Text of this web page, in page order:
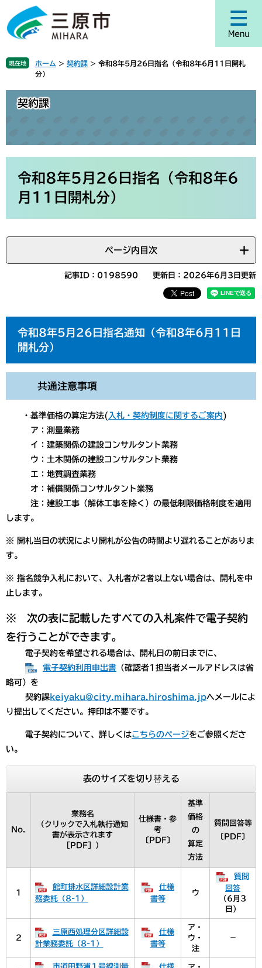
ジ
頭
す
ュ
飛
し
現在地 ホーム > 契約課 > 令和8年5月26日指名（令和8年6月11日開札
分）
契約課
令和8年5月26日指名（令和8年6
月11日開札分）
ページ内目次
記事ID：0198590 更新日：2026年6月3日更新
令和8年5月26日指名通知（令和8年6月11日
開札分）
共通注意事項
・基準価格の算定方法( 入札・契約制度に関するご案内)
ア：測量業務
イ：建築関係の建設コンサルタント業務
ウ：土木関係の建設コンサルタント業務
エ：地質調査業務
オ：補償関係コンサルタント業務
注：建設工事（解体工事を除く）の最低制限価格制度を適用
します。
※ 開札当日の状況により開札が公告の時間より遅れることがありま
す。
※ 指名競争入札において、入札者が2者以上ない場合は、開札を中
止します。
※ 次の表に記載したすべての入札案件で電子契約
を行うことができます。
電子契約を希望される場合は、開札日の前日までに、
電子契約利用申出書 （確認者1担当者メールアドレスは省
略可）を
契約課 keiyaku@city.mihara.hiroshima.jpへメールによ
り提出してください。押印は不要です。
電子契約について、詳しくはこちらのページをご参照くださ
い。
表のサイズを切り替える
No.
業務名
（クリックで入札執行通知
書が表示されます
［PDF］）
仕様書・参
考
〔PDF〕
基準
価格
の
算定
方法
質問回答等
〔PDF〕
1
館町排水区詳細設計業
務委託（8-1）
仕様
書等
ウ
質問
回答
（6月3
日）
2
三原西処理分区詳細設
計業務委託（8-1）
仕様
書等
ア・
ウ・
注
－